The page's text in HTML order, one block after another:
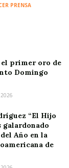
PRENSA
el primer oro de
Domingo
“El Hijo
galardonado
Año en la
de